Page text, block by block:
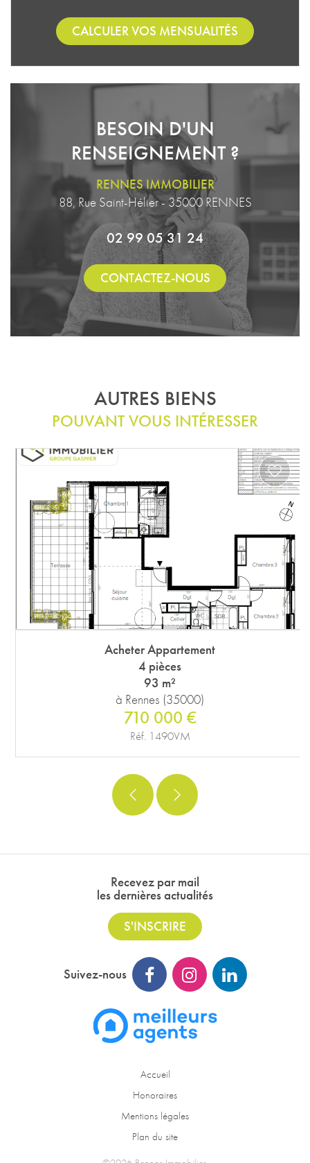
CALCULER VOS MENSUALITÉS
BESOIN D'UN
RENSEIGNEMENT ?
RENNES IMMOBILIER
88, Rue Saint-Hélier - 35000 RENNES
02 99 05 31 24
CONTACTEZ-NOUS
AUTRES BIENS
POUVANT VOUS INTÉRESSER
Acheter Appartement
4 pièces
93 m²
à Rennes (35000)
710 000 €
Réf. 1490VM
Recevez par mail
les dernières actualités
S'INSCRIRE
Suivez-nous
Accueil
Honoraires
Mentions légales
Plan du site